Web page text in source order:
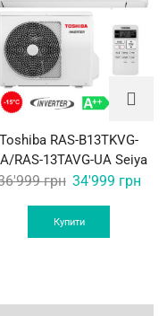
Toshiba RAS-B13TKVG-
RAS-13TAVG-UA Seiya
грн Original
was:
34'999 грн
Купити